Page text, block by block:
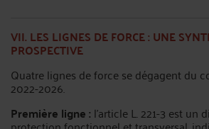
VII. LES LIGNES DE FORCE : UNE
PROSPECTIVE
Quatre lignes de force se dégagent du
2022-2026.
Première ligne : l’article L. 221-3 est un